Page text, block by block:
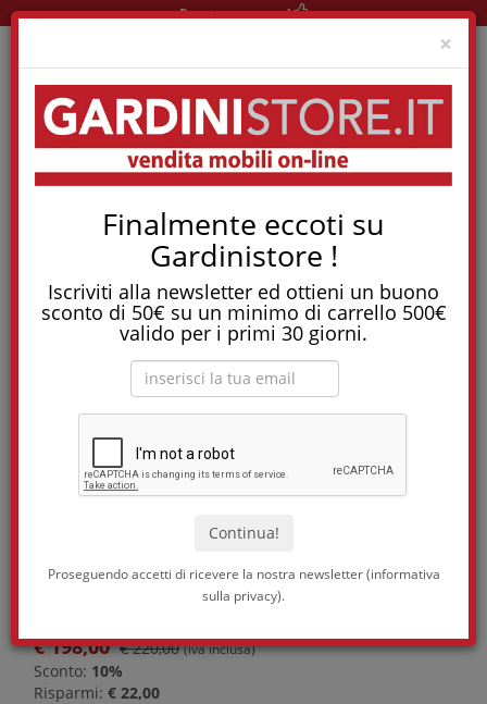
×
Finalmente eccoti su
Gardinistore !
Iscriviti alla newsletter ed ottieni un buono
sconto di 50€ su un minimo di carrello 500€
valido per i primi 30 giorni.
Proseguendo accetti di ricevere la nostra newsletter (informativa
sulla privacy).
Pronta consegna!
Tostapane, tritatutto, aspirapolvere, friggitrice
e molti altri Elettrodomestici!
Materasso Iris
€198,00 € 220,00 (iva inclusa)
Sconto: 10%
Risparmi: € 22,00